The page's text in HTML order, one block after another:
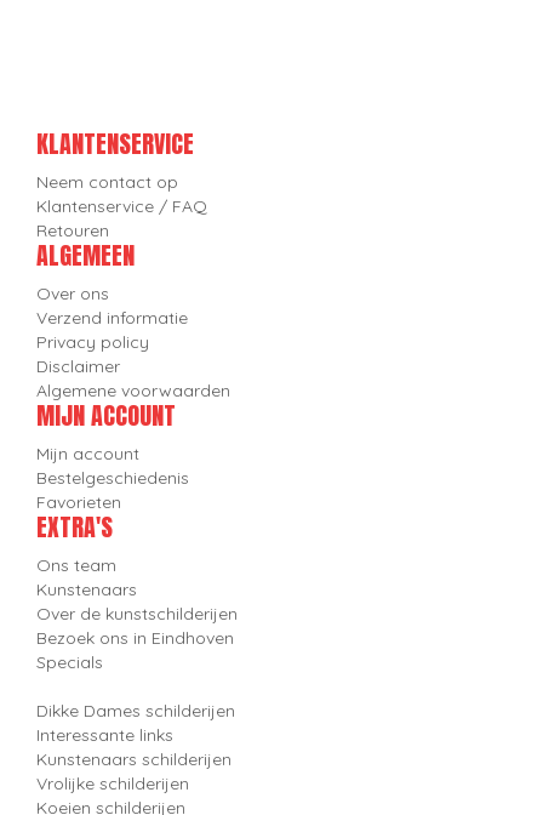
KLANTENSERVICE
Neem contact op
Klantenservice / FAQ
Retouren
ALGEMEEN
Over ons
Verzend informatie
Privacy policy
Disclaimer
Algemene voorwaarden
MIJN ACCOUNT
Mijn account
Bestelgeschiedenis
Favorieten
EXTRA'S
Ons team
Kunstenaars
Over de kunstschilderijen
Bezoek ons in Eindhoven
Specials
Dikke Dames schilderijen
Interessante links
Kunstenaars schilderijen
Vrolijke schilderijen
Koeien schilderijen